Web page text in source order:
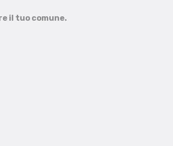
il tuo comune.